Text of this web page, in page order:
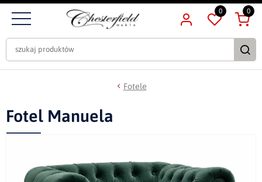
0 0
Fotele
Fotel Manuela